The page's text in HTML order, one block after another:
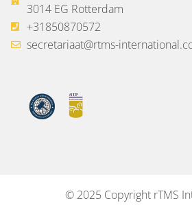
3014 EG Rotterdam
+31850870572
secretariaat@rtms-
© 2025 Copyright rTMS